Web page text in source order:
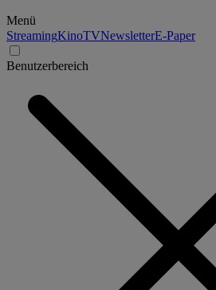
Menü
StreamingKinoTVNewsletterE-Paper
Benutzerbereich